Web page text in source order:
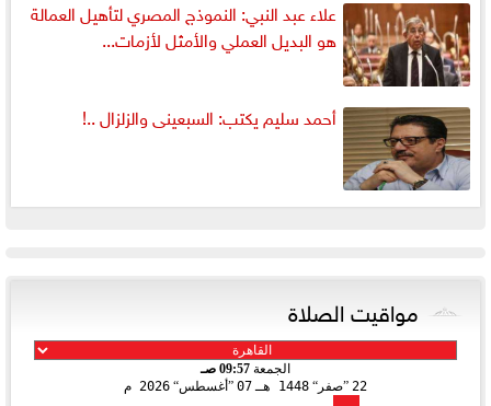
علاء عبد النبي: النموذج المصري لتأهيل العمالة
هو البديل العملي والأمثل لأزمات...
أحمد سليم يكتب: السبعينى والزلزال ..!
مواقيت الصلاة
الجمعة 09:57 صـ
22 صفر 1448 هـ 07 أغسطس 2026 م